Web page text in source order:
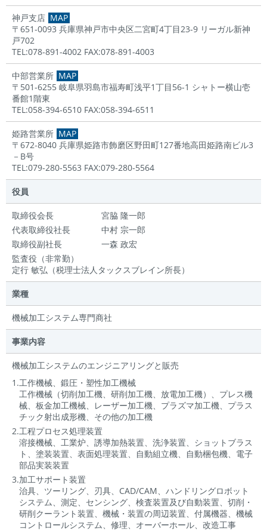
神戸支店 MAP
〒651-0093 兵庫県神戸市中央区二宮町4丁目23-9 リーガル新神
戸702
TEL:078-891-4002 FAX:078-891-4003
中部営業所 MAP
〒501-6255 岐阜県羽島市福寿町浅平1丁目56-1 シャトー横山壱
番館1階東
TEL:058-394-6510 FAX:058-394-6511
姫路営業所 MAP
〒672‐8040 兵庫県姫路市飾磨区野田町127番地高田姫路南ビル3
－B号
TEL:079‐280‐5563 FAX:079‐280‐5564
役員
取締役会長
宮脇 隆一郎
代表取締役社長
中村 宗一郎
取締役副社長
一森 政宏
監査役（非常勤）
定行 敏弘（税理士法人タックスブレイン所長）
業種
機械加工システム専門商社
事業内容
機械加工システムのエンジニアリングと販売
1.工作機械、鍛圧・塑性加工機械
工作機械（切削加工機、研削加工機、放電加工機）、プレス機
械、板金加工機械、レーザー加工機、プラズマ加工機、プラス
チック射出成形機、その他の加工機
2.工程プロセス処理装置
溶接機械、工業炉、誘導加熱装置、洗浄装置、ショットブラス
ト、塗装装置、表面処理装置、自動組立機、自動梱包機、電子
部品実装装置
3.加工サポート装置
治具、ツーリング、刃具、CAD/CAM、ハンドリングロボット
システム、測定、センシング、検査装置及び自動装置、切削・
研削クーラント装置、機械・装置の周辺装置、付属機器、機械
コントロールシステム、修理、オーバーホール、改造工事